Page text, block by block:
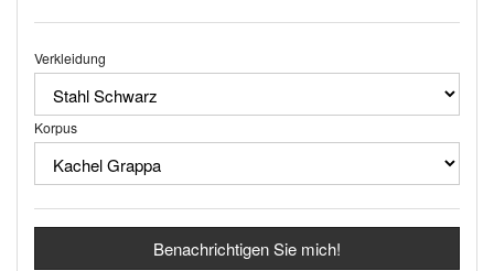
Verkleidung
Korpus
Benachrichtigen Sie mich!